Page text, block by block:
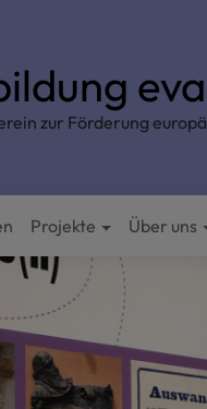
zur Förderung
Projekte Über uns